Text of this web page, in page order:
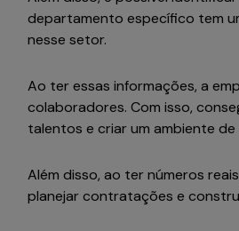
departamento específico tem
nesse setor.
Ao ter essas informações, a
colaboradores. Com isso,
talentos e criar um ambiente
Além disso, ao ter números
planejar contratações e